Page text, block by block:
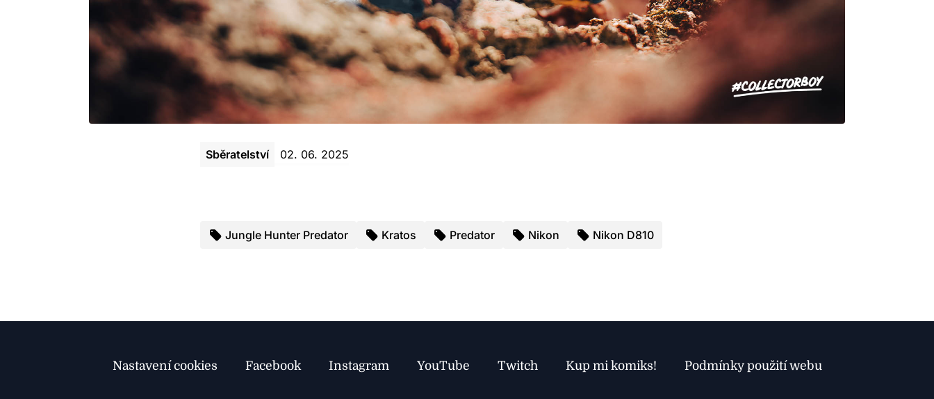
Sběratelství 02. 06. 2025
Jungle Hunter Predator Kratos Predator Nikon Nikon D810
Nastavení cookies Facebook Instagram YouTube Twitch Kup mi komiks! Podmínky použití webu